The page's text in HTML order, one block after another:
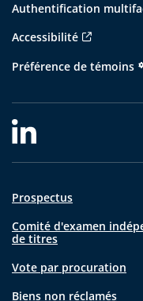
Authentification
Accessibilité
Préférence de témoins
Prospectus
Comité d'examen
de titres
Vote par procuration
Biens non réclamés